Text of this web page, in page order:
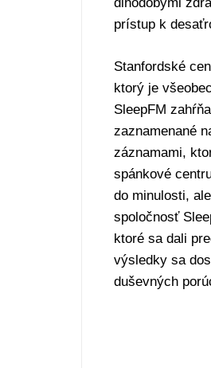
prístup k
Stanfordské
ktorý je
SleepFM
zaznamenané
záznamami,
spánkové
do minulosti,
spoločnosť
ktoré sa dali
výsledky sa
duševných